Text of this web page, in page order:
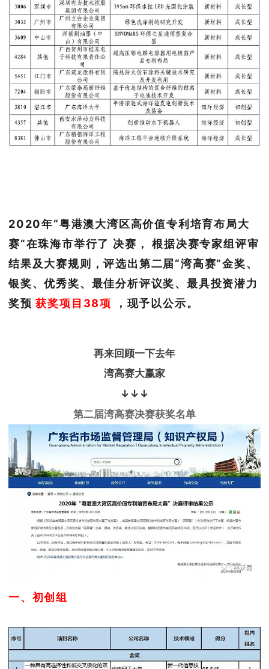
2020年“粤港澳大湾区高价值专利培育布局大
赛”在珠海市举行了 决赛 ，
根据决赛专家组评审
结果及大赛规则，评选出第二届“湾高赛”金奖、
银奖、优秀奖、最佳分析评议奖、最具投资潜力
奖预 获奖项目38项 ，现予以公示。
再来回顾一下去年
湾高赛大赢家
↓↓↓
第二届湾高赛决赛获奖名单
一、初创组